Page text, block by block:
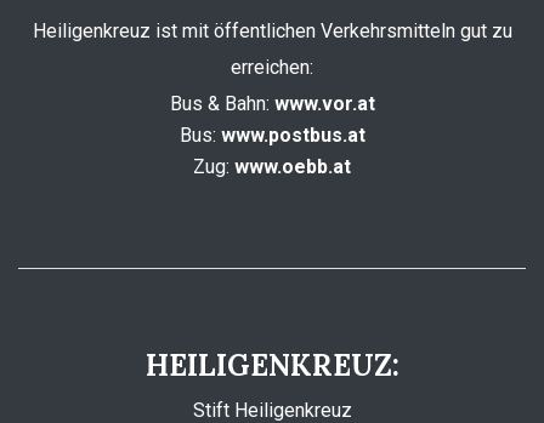
Heiligenkreuz ist mit öffentlichen Verkehrsmitteln gut zu
erreichen:
Bus & Bahn: www.vor.at
Bus: www.postbus.at
Zug: www.oebb.at
HEILIGENKREUZ:
Stift Heiligenkreuz